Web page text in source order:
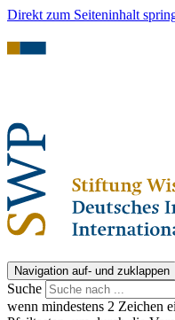
Direkt zum Seiteninhalt
Navigation auf- und zuklappen
Suche
wenn mindestens 2 Zeichen